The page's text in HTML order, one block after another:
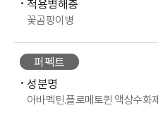
적용병해충
꽃곰팡이병
퍼펙트
성분명
아바멕틴.플로메토퀸 액상수화제